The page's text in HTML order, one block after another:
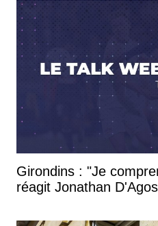
Girondins : "Je
réagit Jonathan